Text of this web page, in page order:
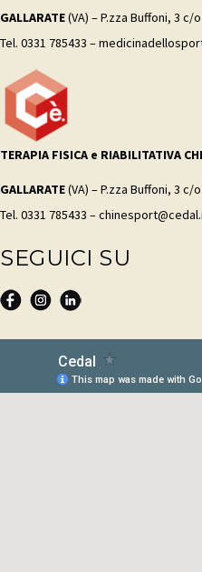
GALLARATE(VA) – P.zza Buffoni, 3 c/
Tel. 0331 785433 –
TERAPIA FISICA e RIABILITATIVA
GALLARATE(VA) – P.zza Buffoni, 3 c/
Tel. 0331 785433 –
SEGUICI SU